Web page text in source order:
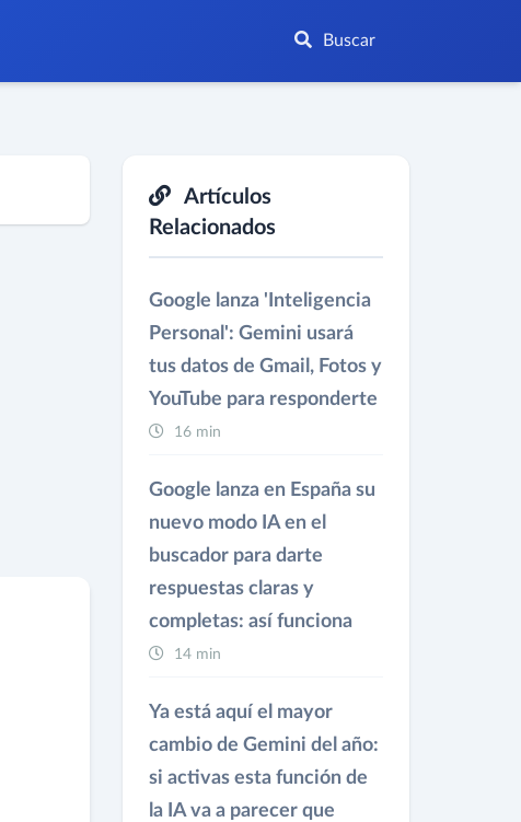
Buscar
Artículos
Relacionados
Google lanza 'Inteligencia
Personal': Gemini usará
tus datos de Gmail, Fotos y
YouTube para responderte
16 min
Google lanza en España su
nuevo modo IA en el
buscador para darte
respuestas claras y
completas: así funciona
14 min
Ya está aquí el mayor
cambio de Gemini del año:
si activas esta función de
la IA va a parecer que